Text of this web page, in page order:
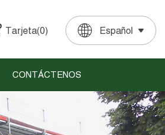
Tarjeta(0) Español
English
Français
Deutsch
Español
Português
CONTÁCTENOS